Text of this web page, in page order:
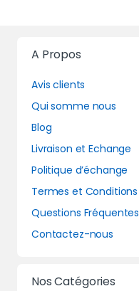
A Propos
Avis clients
Qui somme nous
Blog
Livraison et Echange
Politique d’échange
Termes et Conditions
Questions Fréquentes
Contactez-nous
Nos Catégories